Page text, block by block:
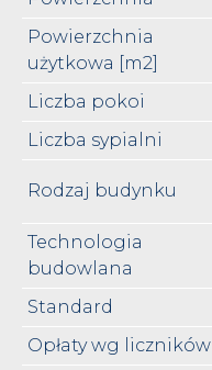
Powierzchnia
użytkowa [m2]
Liczba pokoi
Liczba sypialni
Rodzaj budynku
Technologia
budowlana
Standard
Opłaty wg liczników